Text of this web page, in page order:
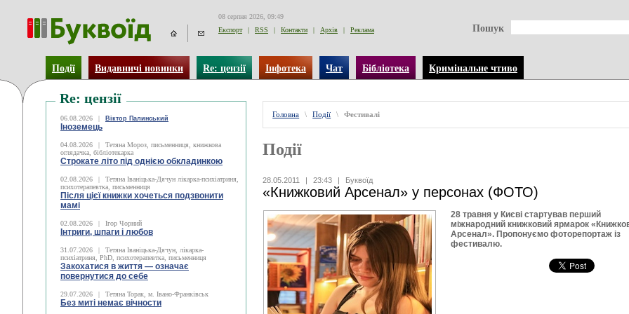
08 серпня 2026, 09:49
Експорт
| RSS | Контакти | Архів | Реклама Пошук
Події Видавничі новинки Re: цензії Інфотека Чат Бібліотека Кримінальне чтиво
Re: цензії
06.08.2026 | Віктор Палинський
Іноземець
04.08.2026 |
Тетяна Мороз, письменниця, книжкова
оглядачка, бібліотекарка
Строкате літо під однією обкладинкою
02.08.2026 |
Тетяна Іваніцька-Дячун лікарка-психіатриня,
психотерапевтка, письменниця
Після цієї книжки хочеться подзвонити
мамі
02.08.2026 | Ігор Чорний
Інтриги, шпаги і любов
31.07.2026 |
Тетяна Іваніцька-Дячун, лікарка-
психіатриня, PhD, психотерапевтка, письменниця
Закохатися в життя — означає
повернутися до себе
29.07.2026 | Тетяна Торак, м. Івано-Франківськ
Без миті немає вічности
Головна \ Події \ Фестивалі
Події
28.05.2011 | 23:43 | Буквоїд
«Книжковий Арсенал» у персонах (ФОТО)
28 травня у Києві стартував перший
міжнародний книжковий ярмарок
Арсенал». Пропонуємо фоторепортаж із
фестивалю.